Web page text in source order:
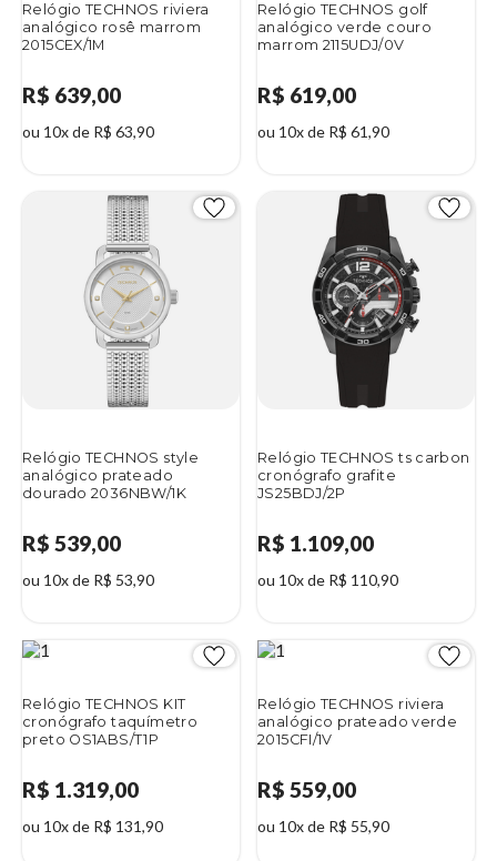
Relógio TECHNOS riviera
analógico rosê marrom
2015CEX/1M
R$ 639,00
ou 10x de R$ 63,90
Relógio TECHNOS golf
analógico verde couro
marrom 2115UDJ/0V
R$ 619,00
ou 10x de R$ 61,90
Relógio TECHNOS style
analógico prateado
dourado 2036NBW/1K
R$ 539,00
ou 10x de R$ 53,90
Relógio TECHNOS ts carbon
cronógrafo grafite
JS25BDJ/2P
R$ 1.109,00
ou 10x de R$ 110,90
Relógio TECHNOS KIT
cronógrafo taquímetro
preto OS1ABS/T1P
R$ 1.319,00
ou 10x de R$ 131,90
Relógio TECHNOS riviera
analógico prateado verde
2015CFI/1V
R$ 559,00
ou 10x de R$ 55,90